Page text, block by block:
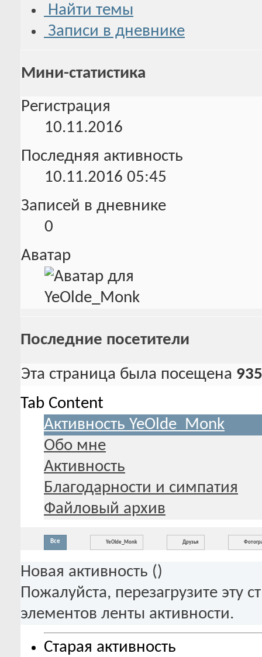
Найти темы
Записи в дневнике
Мини-статистика
Регистрация
10.11.2016
Последняя активность
10.11.2016 05:45
Записей в дневнике
0
Аватар
Последние посетители
Эта страница была посещена 935
Tab Content
Активность YeOlde_Monk
Обо мне
Активность
Благодарности и симпатия
Файловый архив
Все YeOlde_Monk Друзья
Новая активность ()
Пожалуйста, перезагрузите эту
элементов ленты активности.
Старая активность